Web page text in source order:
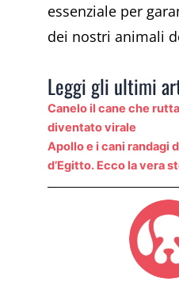
essenziale per
dei nostri animali
Leggi gli ultimi
Canelo il cane che
diventato virale
Apollo e i cani randagi
d’Egitto. Ecco la vera